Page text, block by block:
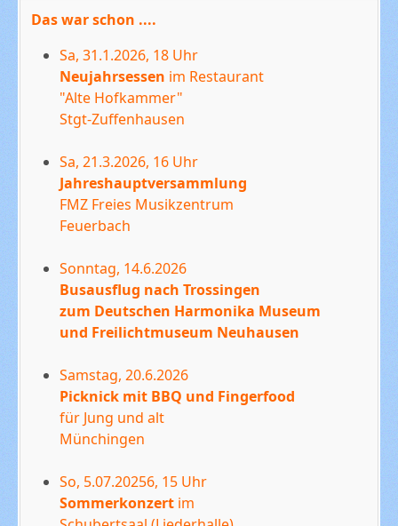
Das war schon ....
Sa, 31.1.2026, 18 Uhr
Neujahrsessen im Restaurant
"Alte Hofkammer"
Stgt-Zuffenhausen
Sa, 21.3.2026, 16 Uhr
Jahreshauptversammlung
FMZ Freies Musikzentrum
Feuerbach
Sonntag, 14.6.2026
Busausflug nach Trossingen
zum Deutschen Harmonika Museum
und Freilichtmuseum Neuhausen
Samstag, 20.6.2026
Picknick mit BBQ und Fingerfood
für Jung und alt
Münchingen
So, 5.07.20256, 15 Uhr
Sommerkonzert im